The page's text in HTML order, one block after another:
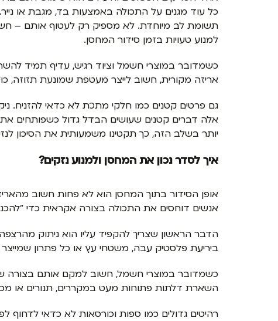
כל עוד מגנים על התכולה באמצעות בד, מגבת או
תשומת לב מיוחדת. לא מספיק רק לעטוף אותם –
למנוע טעויות בזמן סידור המחסן.
כשמדובר במוצרי חשמל וציוד רגיש, עדיף תמיד
אריזה מקורית, חשוב לייצר מעטפת שמונעת תזוזה,
גם פרטים קטנים כמו חלקי מתכת לא כדאי להזניח.
אלה דברים קטנים שעושים הבדל גדול כשפותחים
יותר בשלב הזה, כך תקטינו משמעותית את הסיכון
איך לסדר נכון את המחסן ולמנוע נזקים?
אופן הסידור בתוך המחסן הוא לא פחות חשוב
אנשים דוחסים את התכולה בצורה אקראית כדי
הדבר הראשון שצריך להקפיד עליו הוא ניתוק
ביריעת פלסטיק עבה, משטחי עץ או כל פתרון
כשמדובר במוצרי חשמל, חשוב למקם אותם בצורה
השארת דלתות פתוחות מעט במקררים, תנורים או
רהיטים גדולים כמו ספות וכורסאות לא כדאי לדחוף